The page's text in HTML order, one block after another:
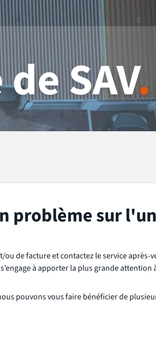
SAV.
problème sur
ou de facture et contactez le service après-
à apporter la plus grande attention
pouvons vous faire bénéficier de